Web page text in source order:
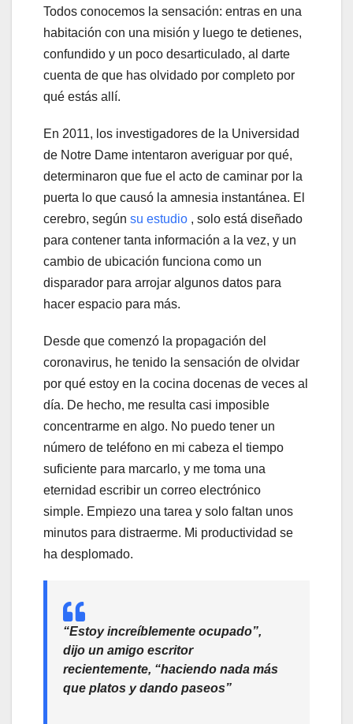
Todos conocemos la sensación: entras en una
habitación con una misión y luego te detienes,
confundido y un poco desarticulado, al darte
cuenta de que has olvidado por completo por
qué estás allí.
En 2011, los investigadores de la Universidad
de Notre Dame intentaron averiguar por qué,
determinaron que fue el acto de caminar por la
puerta lo que causó la amnesia instantánea. El
cerebro, según su estudio , solo está diseñado
para contener tanta información a la vez, y un
cambio de ubicación funciona como un
disparador para arrojar algunos datos para
hacer espacio para más.
Desde que comenzó la propagación del
coronavirus, he tenido la sensación de olvidar
por qué estoy en la cocina docenas de veces al
día. De hecho, me resulta casi imposible
concentrarme en algo. No puedo tener un
número de teléfono en mi cabeza el tiempo
suficiente para marcarlo, y me toma una
eternidad escribir un correo electrónico
simple. Empiezo una tarea y solo faltan unos
minutos para distraerme. Mi productividad se
ha desplomado.
“Estoy increíblemente ocupado”,
dijo un amigo escritor
recientemente, “haciendo nada más
que platos y dando paseos”